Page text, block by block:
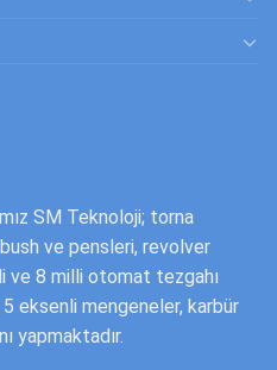
SM Teknoloji; torna
ve pensleri, revolver
ve 8 milli otomat tezgahı
eksenli mengeneler, karbür
yapmaktadır.